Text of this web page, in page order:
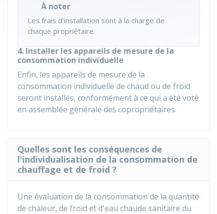
À noter
Les frais d'installation sont à la charge de
chaque propriétaire.
4. Installer les appareils de mesure de la
consommation individuelle
Enfin, les appareils de mesure de la
consommation individuelle de chaud ou de froid
seront installés, conformément à ce qui a été voté
en assemblée générale des copropriétaires.
Quelles sont les conséquences de
l'individualisation de la consommation de
chauffage et de froid ?
Une évaluation de la consommation de la quantité
de chaleur, de froid et d'eau chaude sanitaire du